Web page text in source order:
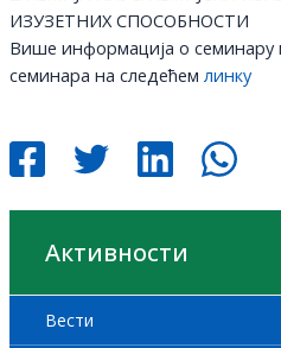
Активности
Вести
ИЗУЗЕТНИХ СПОСОБНОСТИ
Више информација о семинару
семинара на следећем линку